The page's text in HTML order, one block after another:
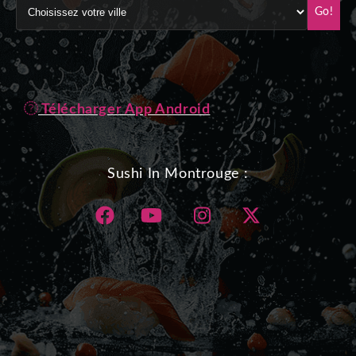
Go!
Télécharger App Android
Sushi In Montrouge :